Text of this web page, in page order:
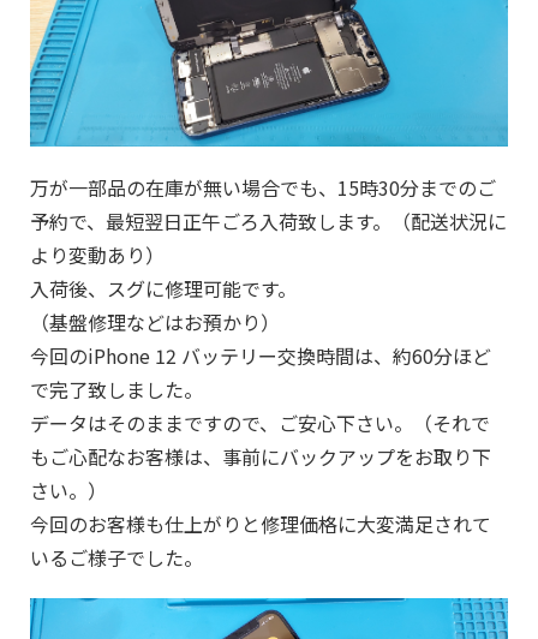
万が一部品の在庫が無い場合でも、15時30分までのご
予約で、最短翌日正午ごろ入荷致します。（配送状況に
より変動あり）
入荷後、スグに修理可能です。
（基盤修理などはお預かり）
今回のiPhone 12 バッテリー交換時間は、約60分ほど
で完了致しました。
データはそのままですので、ご安心下さい。（それで
もご心配なお客様は、事前にバックアップをお取り下
さい。）
今回のお客様も仕上がりと修理価格に大変満足されて
いるご様子でした。